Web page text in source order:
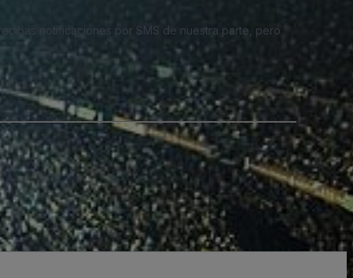
recibas notificaciones por SMS de nuestra parte, pero